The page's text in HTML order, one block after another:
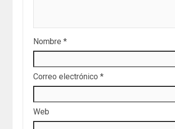
Nombre *
Correo electrónico *
Web